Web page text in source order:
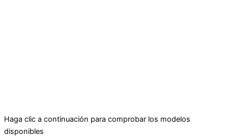
Haga clic a continuación para comprobar los modelos
disponibles